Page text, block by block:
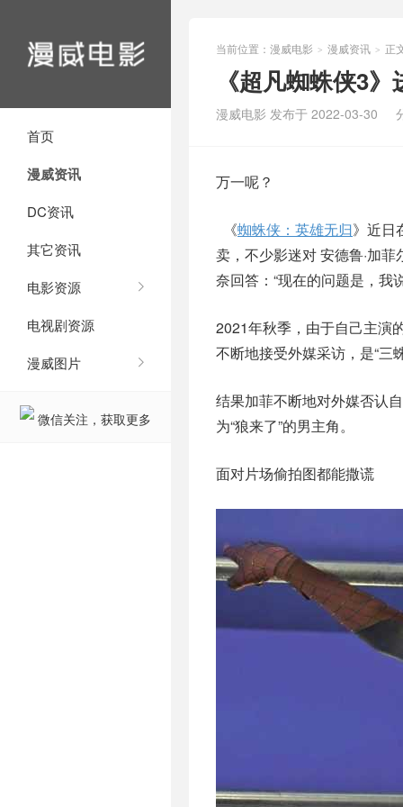
首页
漫威资讯
DC资讯
其它资讯
电影资源
电视剧资源
漫威图片
微信关注，获取更多
当前位置： 漫威电影 > 漫威资讯 > 正
《超凡蜘蛛侠3
漫威电影 发布于 2022-03-30
万一呢？
《蜘蛛侠：英雄无归》近日
卖，不少影迷对 安德鲁·加菲
奈回答：“现在的问题是，我
2021年秋季，由于自己主演
不断地接受外媒采访，是“三
结果加菲不断地对外媒否认
为“狼来了”的男主角。
面对片场偷拍图都能撒谎